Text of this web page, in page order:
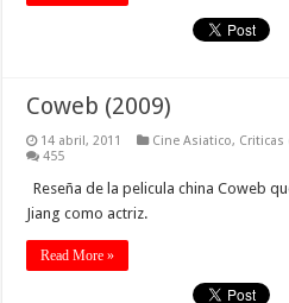
Coweb (2009)
14 abril, 2011 Cine Asiatico, Criticas
455
Reseña de la pelicula china Coweb
Jiang como actriz.
Read More »